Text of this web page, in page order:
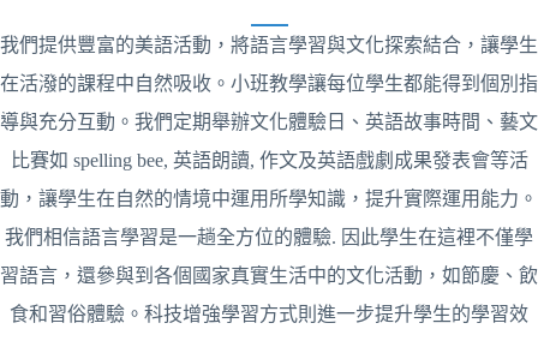
我們提供豐富的美語活動，將語言學習與文化探索結合，讓學生
在活潑的課程中自然吸收。小班教學讓每位學生都能得到個別指
導與充分互動。我們定期舉辦文化體驗日、英語故事時間、藝文
比賽如 spelling bee, 英語朗讀, 作文及英語戲劇成果發表會等活
動，讓學生在自然的情境中運用所學知識，提升實際運用能力。
我們相信語言學習是一趟全方位的體驗. 因此學生在這裡不僅學
習語言，還參與到各個國家真實生活中的文化活動，如節慶、飲
食和習俗體驗。科技增強學習方式則進一步提升學生的學習效